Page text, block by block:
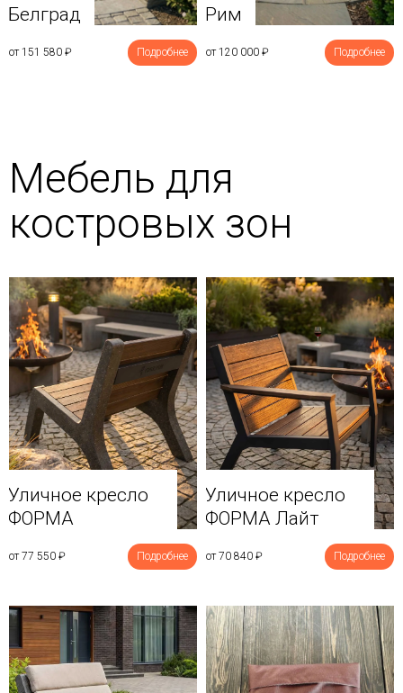
Белград
от 151 580 ₽ Подробнее
Рим
от 120 000 ₽ Подробнее
Мебель для
костровых зон
Уличное кресло
ФОРМА
от 77 550 ₽ Подробнее
Уличное кресло
ФОРМА Лайт
от 70 840 ₽ Подробнее